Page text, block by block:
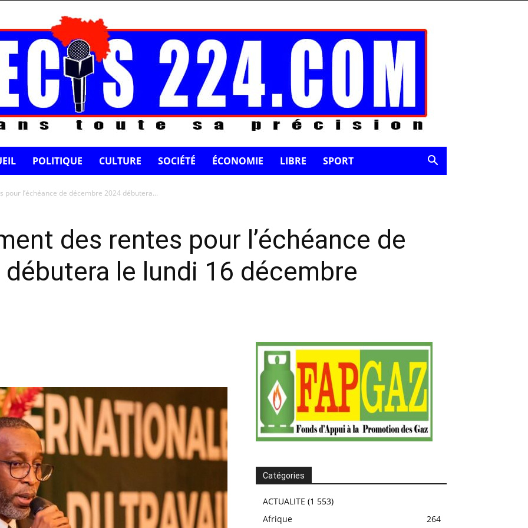
POLITIQUE CULTURE SOCIÉTÉ ÉCONOMIE LIBRE SPORT
pour l’échéance de décembre 2024 débutera...
des rentes pour l’échéance de
le lundi 16 décembre
Catégories
ACTUALITE (1 553)
Afrique
264